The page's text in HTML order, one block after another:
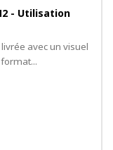
- Utilisation
avec un visuel